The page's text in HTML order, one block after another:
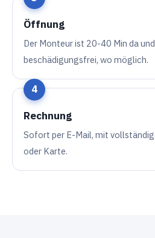
Öffnung
Der Monteur ist 20-40 Min da
beschädigungsfrei, wo möglich.
Rechnung
Sofort per E-Mail, mit
oder Karte.